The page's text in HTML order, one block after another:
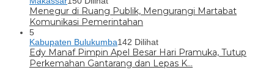
Menegur di Ruang Publik, Mengurangi Martabat
Komunikasi Pemerintahan
5
Kabupaten Bulukumba142 Dilihat
Edy Manaf Pimpin Apel Besar Hari Pramuka, Tutup
Perkemahan Gantarang dan Lepas K…